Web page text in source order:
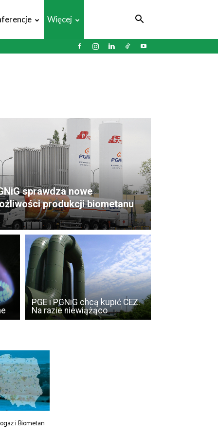
Więcej
sprawdza nowe
produkcji biometanu
PGE i PGNiG chcą kupić CEZ.
Na razie niewiążąco
i Biometan